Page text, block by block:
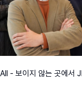
- 보이지 않는 곳에서